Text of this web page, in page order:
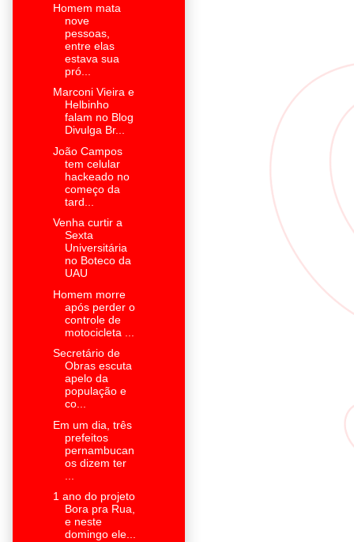
Homem mata
nove
pessoas,
entre elas
estava sua
pró...
Marconi Vieira e
Helbinho
falam no Blog
Divulga Br...
João Campos
tem celular
hackeado no
começo da
tard...
Venha curtir a
Sexta
Universitária
no Boteco da
UAU
Homem morre
após perder o
controle de
motocicleta ...
Secretário de
Obras escuta
apelo da
população e
co...
Em um dia, três
prefeitos
pernambucan
os dizem ter
1 ano do projeto
Bora pra Rua,
e neste
domingo ele...